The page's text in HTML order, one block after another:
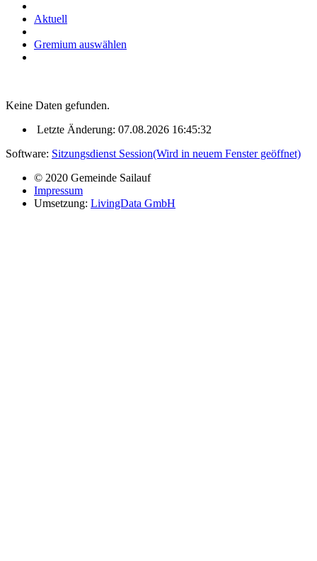
Aktuell
Gremium auswählen
Keine Daten gefunden.
Letzte Änderung: 07.08.2026 16:45:32
Software: Sitzungsdienst Session(Wird in neuem Fenster geöffnet)
© 2020 Gemeinde Sailauf
Impressum
Umsetzung: LivingData GmbH